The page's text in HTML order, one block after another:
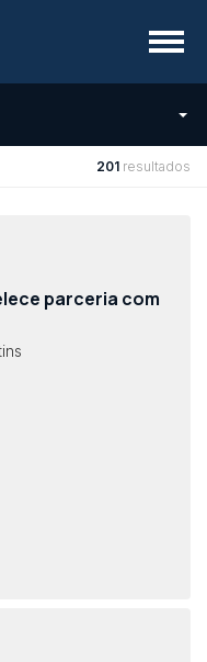
Menu
201 resultados
parceria com